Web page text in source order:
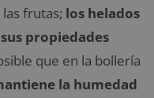
frutas; los helados
propiedades
que en la bollería
la humedad